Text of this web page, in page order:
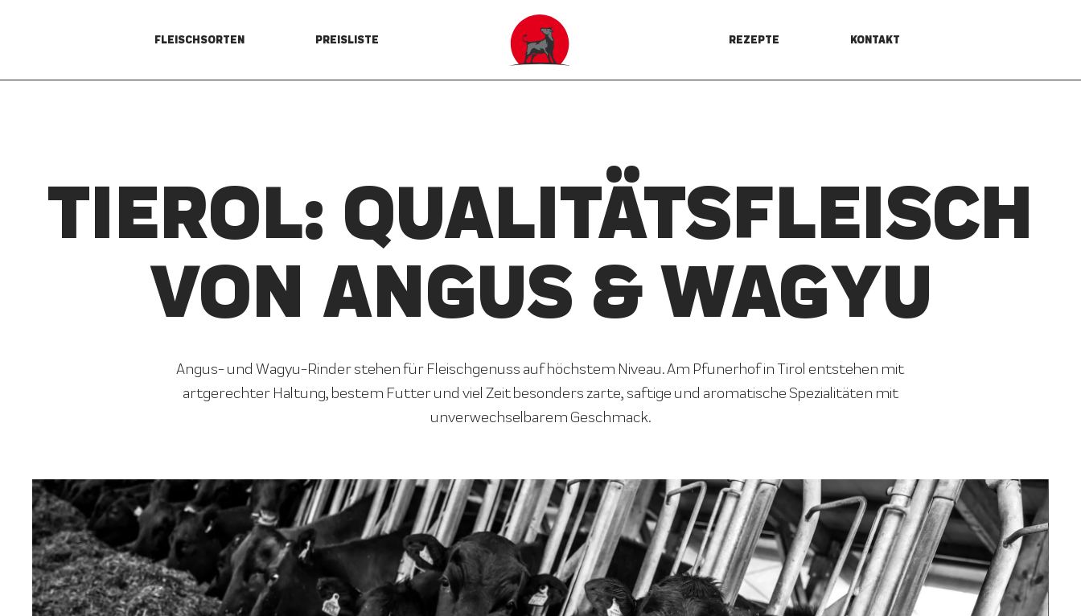
FLEISCHSORTEN PREISLISTE REZEPTE KONTAKT
TIEROL: QUALITÄTS­FLEISCH
VON ANGUS & WAGYU
Angus- und Wagyu-Rinder stehen für Fleischgenuss auf höchstem Niveau. Am Pfunerhof in Tirol entstehen mit
artgerechter Haltung, bestem Futter und viel Zeit besonders zarte, saftige und aromatische Spezialitäten mit
unverwechselbarem Geschmack.